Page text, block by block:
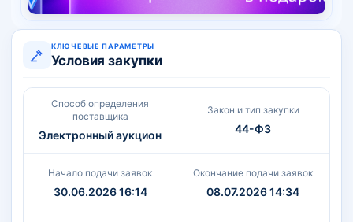
КЛЮЧЕВЫЕ ПАРАМЕТРЫ
Условия закупки
Способ определения
поставщика
Электронный аукцион
Закон и тип закупки
44-ФЗ
Начало подачи заявок
30.06.2026 16:14
Окончание подачи заявок
08.07.2026 14:34